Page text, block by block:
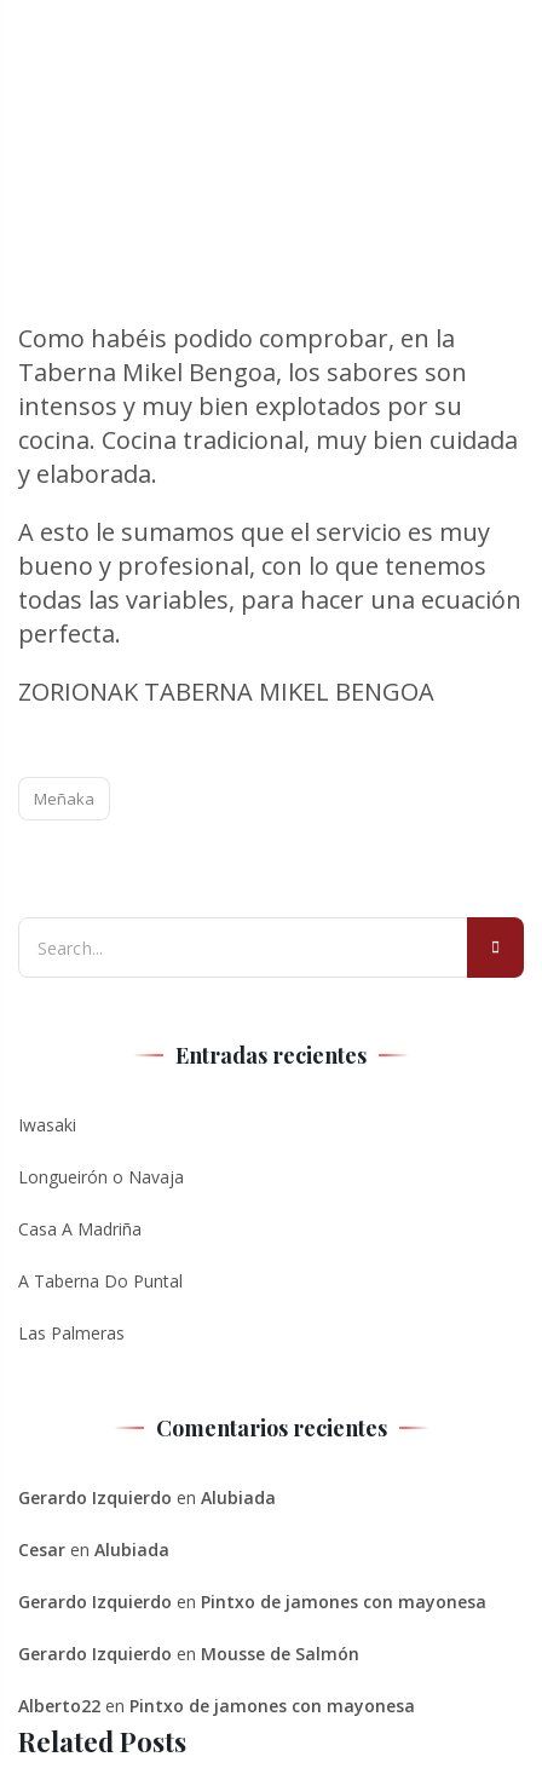
Como habéis podido comprobar, en la
Taberna Mikel Bengoa, los sabores son
intensos y muy bien explotados por su
cocina. Cocina tradicional, muy bien cuidada
y elaborada.
A esto le sumamos que el servicio es muy
bueno y profesional, con lo que tenemos
todas las variables, para hacer una ecuación
perfecta.
ZORIONAK TABERNA MIKEL BENGOA
Meñaka
Entradas recientes
Iwasaki
Longueirón o Navaja
Casa A Madriña
A Taberna Do Puntal
Las Palmeras
Comentarios recientes
Gerardo Izquierdo en Alubiada
Cesar en Alubiada
Gerardo Izquierdo en Pintxo de jamones con mayonesa
Gerardo Izquierdo en Mousse de Salmón
Alberto22 en Pintxo de jamones con mayonesa
Related Posts